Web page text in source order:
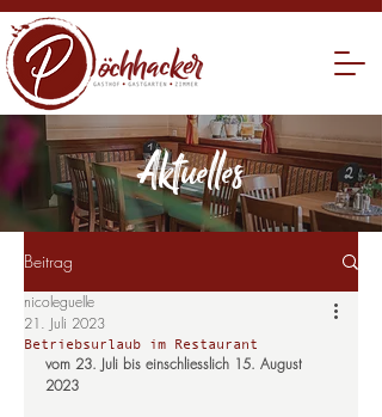
Aktuelles
Beitrag
Betriebsurlaub im Restaurant
nicoleguelle
21. Juli 2023
vom 23. Juli bis einschliesslich 15. August
2023